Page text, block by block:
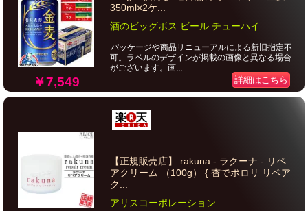
￥7,549
350ml×2ケ...
酒のビッグボス ビール チューハイ
パッケージや商品リニューアルによる新旧指定不
可。ラベルのデザインが掲載の画像と異なる場合
がございます。画...
詳細はこちら
【正規販売店】 rakuna - ラクーナ - リペ
アクリーム （100g） { 杏でポロリ リペア
ク...
アリスコーポレーション